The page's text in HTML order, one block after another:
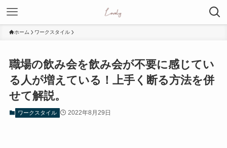
ホーム ワークスタイル
職場の飲み会を飲み会が不要に感じてい
る人が増えている！上手く断る方法を併
せて解説。
ワークスタイル 2022年8月29日